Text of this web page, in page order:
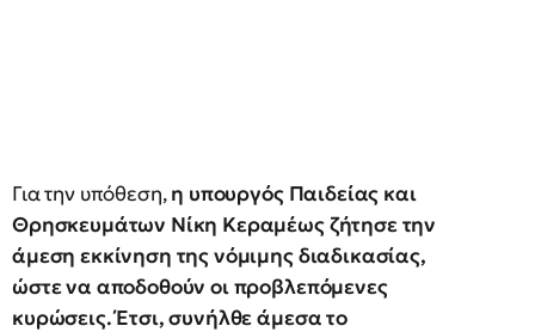
Για την υπόθεση,η υπουργός Παιδείας και
Θρησκευμάτων Νίκη Κεραμέως ζήτησε την
άμεση εκκίνηση της νόμιμης διαδικασίας,
ώστε να αποδοθούν οι προβλεπόμενες
κυρώσεις. Έτσι, συνήλθε άμεσα το